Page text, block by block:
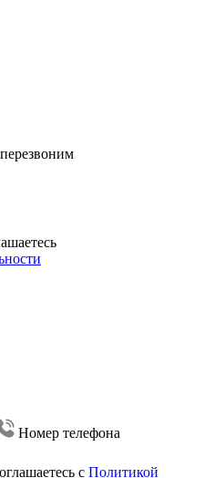
Номер телефона
с Политикой